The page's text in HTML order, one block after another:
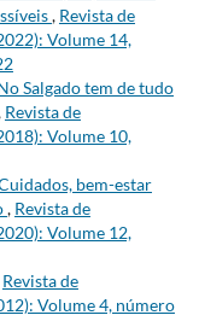
, Revista de
Volume 14,
Salgado tem de tudo
Revista de
Volume 10,
bem-estar
, Revista de
Volume 12,
Revista de
Volume 4, número